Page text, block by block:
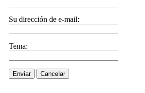
Su dirección de e-mail:
Tema:
Enviar Cancelar